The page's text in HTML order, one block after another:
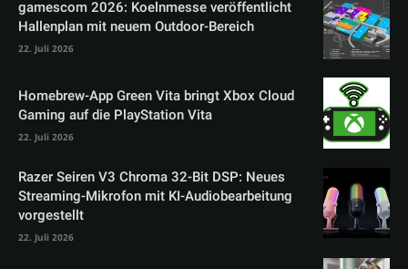
gamescom 2026: Koelnmesse veröffentlicht
Hallenplan mit neuem Outdoor-Bereich
22. Juli 2026
Homebrew-App Green Vita bringt Xbox Cloud
Gaming auf die PlayStation Vita
22. Juli 2026
Razer Seiren V3 Chroma 32-Bit DSP: Neues
Streaming-Mikrofon mit KI-Audiobearbeitung
vorgestellt
22. Juli 2026